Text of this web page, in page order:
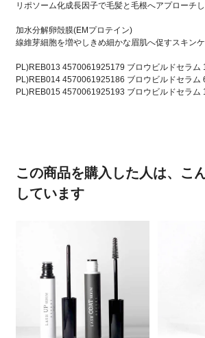
リポソーム化成長因子で毛髪と毛根へアプローチし
加水分解卵殻膜(EMプロテイン)
線維芽細胞を増やしきめ細かな眉肌へ促すスキンケ
PL)REB013 4570061925179 ブロウビルドセラム
PL)REB014 4570061925186 ブロウビルドセラム
PL)REB015 4570061925193 ブロウビルドセラム
この商品を購入した人は、こ
しています